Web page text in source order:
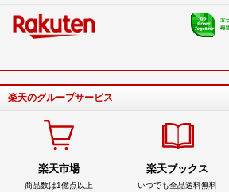
楽天のグループサービス
楽天市場
商品数は1億点以上
楽天ブックス
いつでも全品送料無料